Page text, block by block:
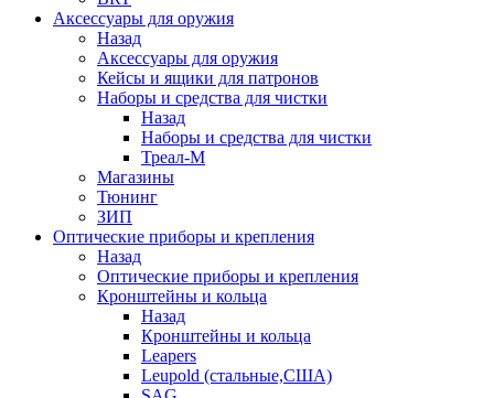
Аксессуары для оружия
Назад
Аксессуары для оружия
Кейсы и ящики для патронов
Наборы и средства для чистки
Назад
Наборы и средства для чистки
Треал-М
Магазины
Тюнинг
ЗИП
Оптические приборы и крепления
Назад
Оптические приборы и крепления
Кронштейны и кольца
Назад
Кронштейны и кольца
Leapers
Leupold (стальные,США)